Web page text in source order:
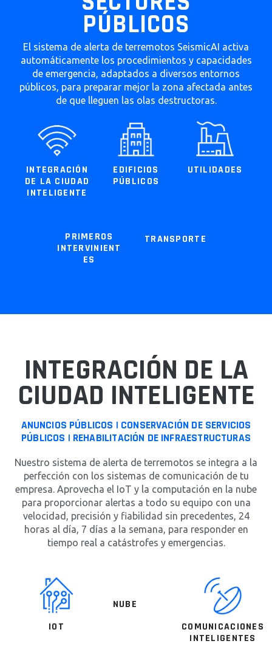
PÚBLICOS
El sistema de alerta de terremotos SeismicAI activa
automáticamente los procedimientos y capacidades
de emergencia, adaptados a diversos entornos
públicos, para preparar mejor la zona afectada antes
de que lleguen las olas destructoras.
INTEGRACIÓN
DE LA CIUDAD
INTELIGENTE
EDIFICIOS
PÚBLICOS
UTILIDADES
PRIMEROS
INTERVINIENT
ES
TRANSPORTE
INTEGRACIÓN DE LA
CIUDAD INTELIGENTE
ANUNCIOS PÚBLICOS | CONSERVACIÓN DE SERVICIOS
PÚBLICOS | REHABILITACIÓN DE INFRAESTRUCTURAS
Nuestro sistema de alerta de terremotos se integra a la
perfección con los sistemas de comunicación de tu
empresa. Aprovecha el IoT y la computación en la nube
para proporcionar alertas a todo su equipo con una
velocidad, precisión y fiabilidad sin precedentes, 24
horas al día, 7 días a la semana, para responder en
tiempo real a catástrofes y emergencias.
IOT
NUBE
COMUNICACIONES
INTELIGENTES